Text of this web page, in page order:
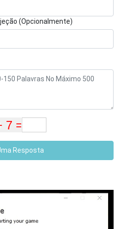
(Opcionalmente)
Resposta